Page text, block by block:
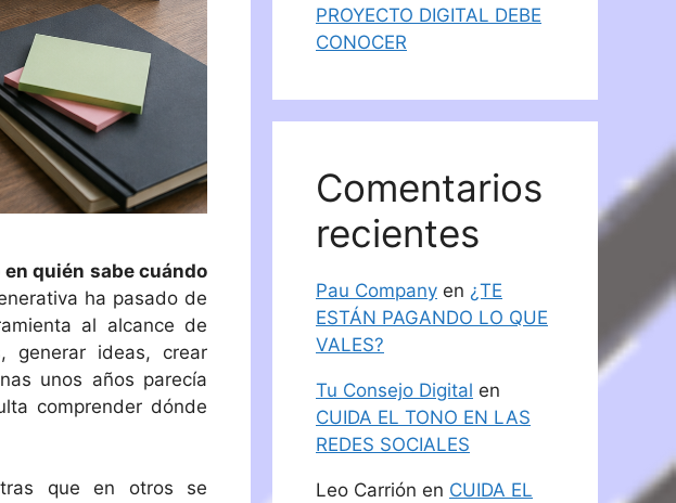
quién sabe cuándo
ha pasado de
al alcance de
generar ideas, crear
unos años parecía
comprender dónde
que en otros se
PROYECTO DIGITAL DEBE
CONOCER
Comentarios
recientes
Pau Company en ¿TE
ESTÁN PAGANDO LO QUE
VALES?
Tu Consejo Digital en
CUIDA EL TONO EN LAS
REDES SOCIALES
Leo Carrión en CUIDA EL